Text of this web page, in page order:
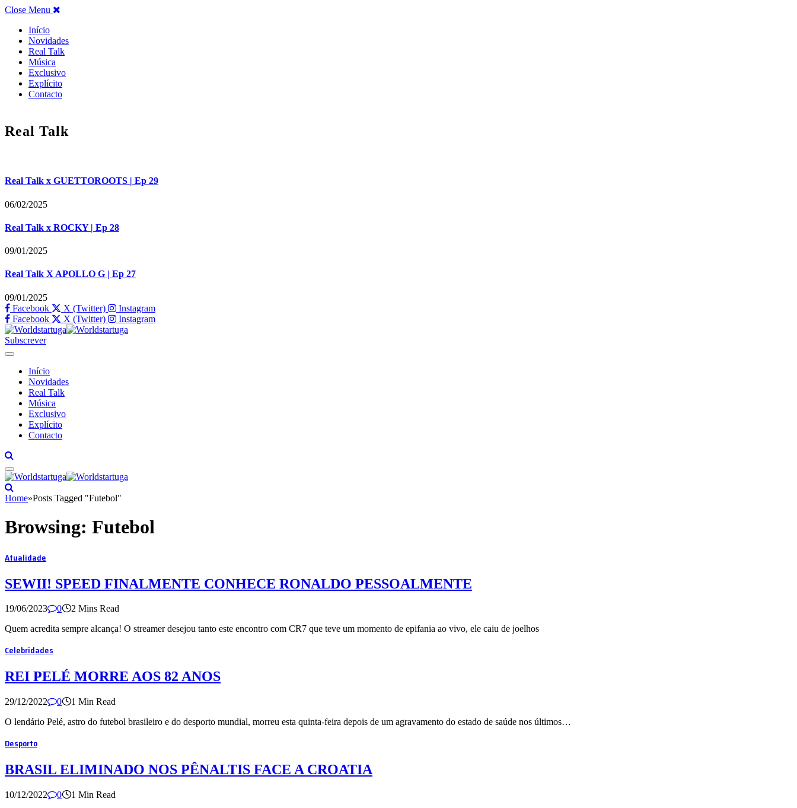
Close Menu
Início
Novidades
Real Talk
Música
Exclusivo
Explícito
Contacto
Real Talk
Real Talk x GUETTOROOTS | Ep 29
06/02/2025
Real Talk x ROCKY | Ep 28
09/01/2025
Real Talk X APOLLO G | Ep 27
09/01/2025
Facebook
X (Twitter)
Instagram
Facebook
X (Twitter) Instagram
Subscrever
Início
Novidades
Real Talk
Música
Exclusivo
Explícito
Contacto
Home»Posts Tagged "Futebol"
Browsing: Futebol
Atualidade
SEWII! SPEED FINALMENTE CONHECE RONALDO PESSOALMENTE
19/06/2023 0
2 Mins Read
Quem acredita sempre alcança! O streamer desejou tanto este encontro com CR7 que teve um momento de epifania ao vivo, ele caiu de joelhos
Celebridades
REI PELÉ MORRE AOS 82 ANOS
29/12/2022 0
1 Min Read
O lendário Pelé, astro do futebol brasileiro e do desporto mundial, morreu esta quinta-feira depois de um agravamento do estado de saúde nos últimos…
Desporto
BRASIL ELIMINADO NOS PÊNALTIS FACE A CROATIA
10/12/2022 0
1 Min Read